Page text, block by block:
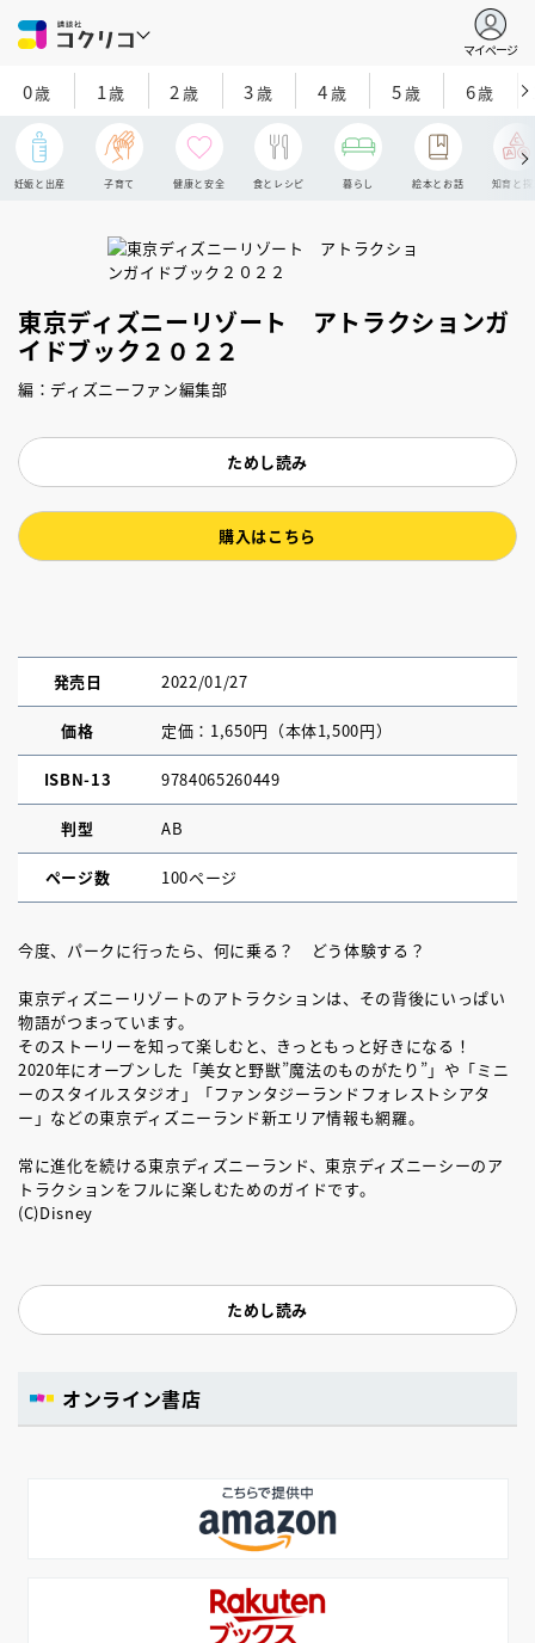
マイページ
0歳 1歳 2 歳 3歳 4歳 5歳 6歳
妊娠と出産 子育て 健康と安全 食とレシピ 暮らし 絵本とお話 知育と探
東京ディズニーリゾート アトラクションガ
イドブック２０２２
編：ディズニーファン編集部
ためし読み
購入はこちら
発売日 2022/01/27
価格 定価：1,650円（本体1,500円）
ISBN-13 9784065260449
判型 AB
ページ数 100ページ
今度、パークに行ったら、何に乗る？ どう体験する？
東京ディズニーリゾートのアトラクションは、その背後にいっぱい
物語がつまっています。
そのストーリーを知って楽しむと、きっともっと好きになる！
2020年にオープンした「美女と野獣”魔法のものがたり”」や「ミニ
ーのスタイルスタジオ」「ファンタジーランドフォレストシアタ
ー」などの東京ディズニーランド新エリア情報も網羅。
常に進化を続ける東京ディズニーランド、東京ディズニーシーのア
トラクションをフルに楽しむためのガイドです。
(C)Disney
ためし読み
オンライン書店